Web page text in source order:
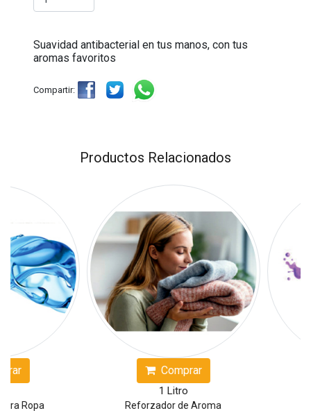
Suavidad antibacterial en tus manos, con tus
aromas favoritos
Compartir:
Productos Relacionados
Ropa
Comprar
1 Litro
Reforzador de Aroma